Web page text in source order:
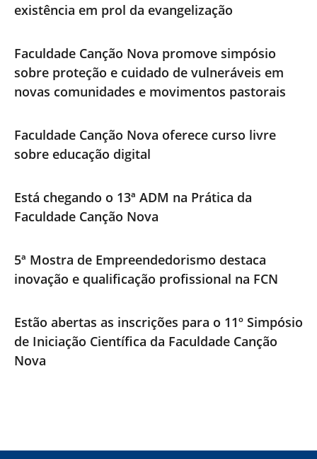
existência em prol da evangelização
Faculdade Canção Nova promove simpósio
sobre proteção e cuidado de vulneráveis em
novas comunidades e movimentos pastorais
Faculdade Canção Nova oferece curso livre
sobre educação digital
Está chegando o 13ª ADM na Prática da
Faculdade Canção Nova
5ª Mostra de Empreendedorismo destaca
inovação e qualificação profissional na FCN
Estão abertas as inscrições para o 11º Simpósio
de Iniciação Científica da Faculdade Canção
Nova